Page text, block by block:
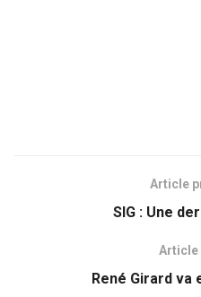
Article
SIG : Une
Article
René Girard va